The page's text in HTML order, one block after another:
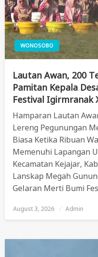
WONOSOBO
Lautan Awan, 200
Pamitan Kepala
Festival Igirmranak
Hamparan Lautan
Lereng Pegunungan
Biasa Ketika Ribuan
Memenuhi Lapangan
Kecamatan Kejajar,
Lanskap Megah
Gelaran Merti Bumi
Posted
On
August 3, 2026 Admin